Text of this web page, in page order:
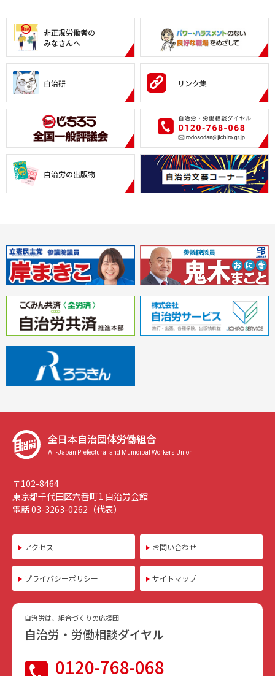
非正規労働者の
みなさんへ
自治研 リンク集
自治労の出版物
全日本自治団体労働組合
All-Japan Prefectural and Municipal Workers Union
〒102-8464
東京都千代田区六番町1 自治労会館
電話 03-3263-0262（代表）
アクセス お問い合わせ
プライバシーポリシー サイトマップ
自治労は、組合づくりの応援団
自治労・労働相談ダイヤル
0120-768-068